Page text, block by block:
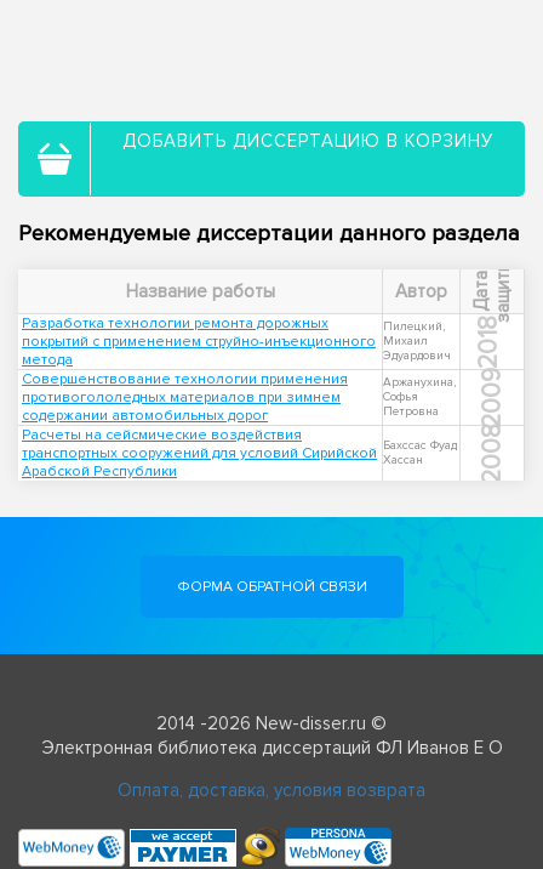
ДОБАВИТЬ ДИССЕРТАЦИЮ В КОРЗИНУ
Рекомендуемые диссертации данного раздела
Название работы Автор Д
а
т
а
з
а
щ
и
т ы
Разработка технологии ремонта дорожных
покрытий с применением струйно-инъекционного
метода
Пилецкий,
Михаил
Эдуардович
2018
Совершенствование технологии применения
противогололедных материалов при зимнем
содержании автомобильных дорог
Аржанухина,
Софья
Петровна
2009
Расчеты на сейсмические воздействия
транспортных сооружений для условий Сирийской
Арабской Республики
Бахссас Фуад
Хассан
2008
ФОРМА ОБРАТНОЙ СВЯЗИ
2014 -2026 New-disser.ru ©
Электронная библиотека диссертаций ФЛ Иванов Е О
Оплата, доставка, условия возврата